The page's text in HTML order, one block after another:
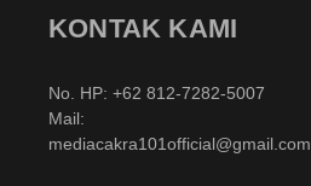
KONTAK KAMI
No. HP: +62 812-7282-5007
Mail:
mediacakra101official@gmail.com